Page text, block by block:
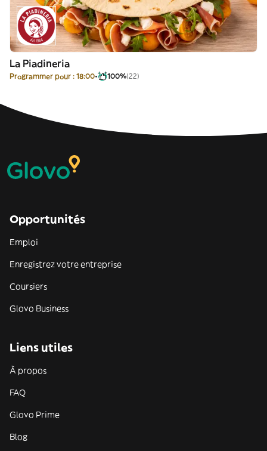
La Piadineria
Programmer pour : 18:00 100%(22)
Opportunités
Emploi
Enregistrez votre entreprise
Coursiers
Glovo Business
Liens utiles
À propos
FAQ
Glovo Prime
Blog